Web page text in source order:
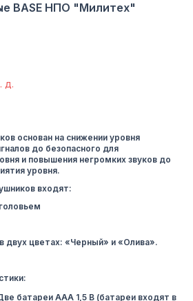
BASE НПО "Милитех"
д.
основан на снижении уровня
до безопасного для
и повышения негромких звуков до
уровня.
входят:
двух цветах: «Черный» и «Олива».
батареи ААА 1,5 В (батареи входят в